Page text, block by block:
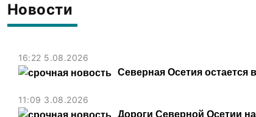
Новости
16:22 5.08.2026
Северная Осетия остается
11:09 3.08.2026
Дороги Северной Осетии